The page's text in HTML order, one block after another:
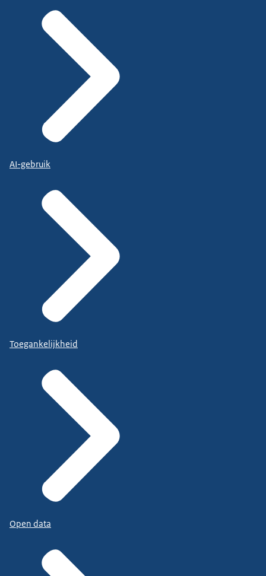
AI-gebruik
Toegankelijkheid
Open data